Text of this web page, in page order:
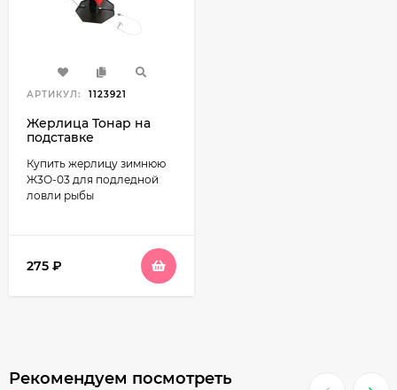
АРТИКУЛ: 1123921
Жерлица Тонар на
подставке
(катушка d=85мм)
Ж3О-03
Купить жерлицу зимнюю
Ж3О-03 для подледной
ловли рыбы
275 ₽
Рекомендуем посмотреть